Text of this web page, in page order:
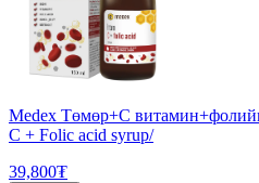
Medex Төмөр+С
C + Folic acid syrup/
39,800₮